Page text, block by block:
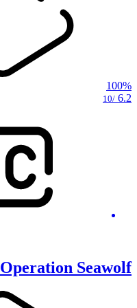
100%
6.2
/10
Operation Seawolf